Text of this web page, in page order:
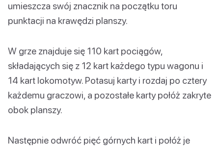
umieszcza swój znacznik na początku toru
punktacji na krawędzi planszy.
W grze znajduje się 110 kart pociągów,
składających się z 12 kart każdego typu wagonu i
14 kart lokomotyw. Potasuj karty i rozdaj po cztery
każdemu graczowi, a pozostałe karty połóż zakryte
obok planszy.
Następnie odwróć pięć górnych kart i połóż je